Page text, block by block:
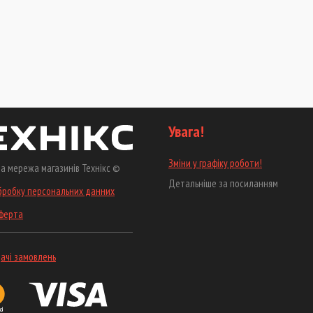
мережа магазинів Технікс ©
персональних данних
замовлень
Увага!
Зміни у графіку роботи!
Детальніше за посиланням